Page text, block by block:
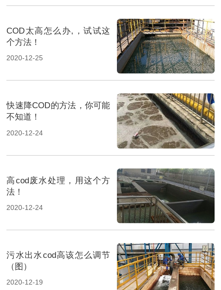
COD太高怎么办,，试试这
个方法！
2020-12-25
快速降COD的方法，你可能
不知道！
2020-12-24
高cod废水处理，用这个方
法！
2020-12-24
污水出水cod高该怎么调节
（图）
2020-12-19